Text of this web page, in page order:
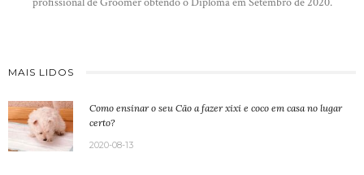
MAIS LIDOS
Como ensinar o seu Cão a fazer xixi e coco em casa no lugar
certo?
2020-08-13